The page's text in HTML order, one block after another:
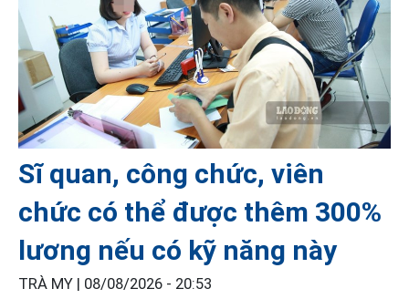
Sĩ quan, công chức, viên
chức có thể được thêm 300%
lương nếu có kỹ năng này
TRÀ MY | 08/08/2026 - 20:53